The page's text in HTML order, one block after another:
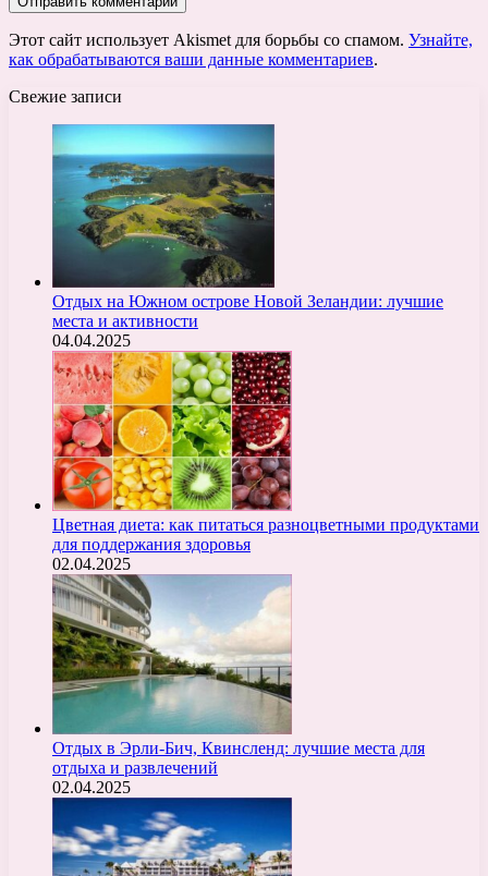
Этот сайт использует Akismet для борьбы со спамом. Узнайте,
как обрабатываются ваши данные комментариев.
Свежие записи
Отдых на Южном острове Новой Зеландии: лучшие
места и активности
04.04.2025
Цветная диета: как питаться разноцветными продуктами
для поддержания здоровья
02.04.2025
Отдых в Эрли-Бич, Квинсленд: лучшие места для
отдыха и развлечений
02.04.2025